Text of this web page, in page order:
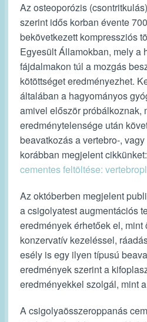
Az osteoporózis
szerint idős korban évente
bekövetkezett kompressziós
Egyesült Államokban, mely a
fájdalmakon túl a mozgás
kötöttséget eredményezhet.
általában a hagyományos
amivel először próbálkoznak,
eredménytelensége után
beavatkozás a vertebro-,
korábban megjelent cikkünket:
cementes feltöltése:
Az októberben megjelent
a csigolyatest augmentációs
eredmények érhetőek el, mint
konzervatív kezeléssel,
esély is egy ilyen típusú
eredmények szerint a
eredményekkel szolgál, mint
A csigolyaösszeroppanás